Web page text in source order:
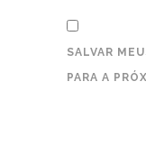
SALVAR
PARA A